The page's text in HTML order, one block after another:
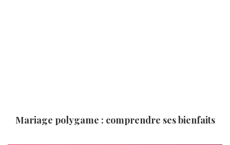
Mariage polygame : comprendre ses bienfaits